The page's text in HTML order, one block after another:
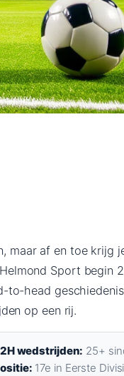
maar af en toe krijg
Sport begin
to-head
op een rij.
wedstrijden: 25+
17e in Eerste